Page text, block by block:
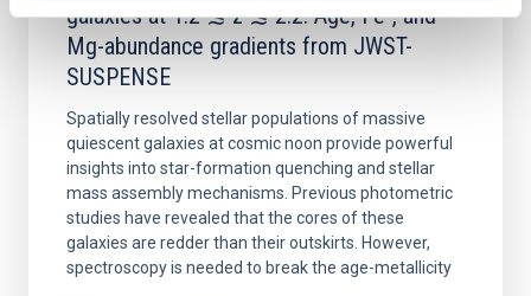
galaxies at 1.2 ≲ z ≲ 2.2: Age, Fe-, and
Mg-abundance gradients from JWST-
SUSPENSE
Spatially resolved stellar populations of massive
quiescent galaxies at cosmic noon provide powerful
insights into star-formation quenching and stellar
mass assembly mechanisms. Previous photometric
studies have revealed that the cores of these
galaxies are redder than their outskirts. However,
spectroscopy is needed to break the age-metallicity